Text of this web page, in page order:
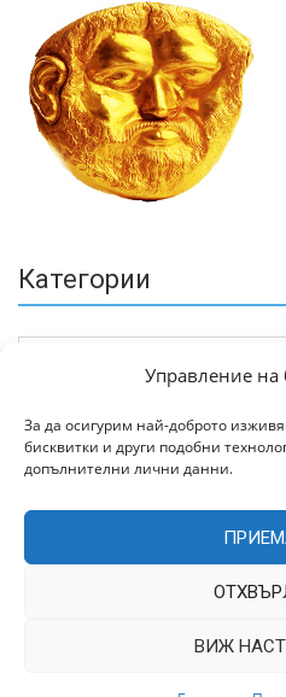
Управление на
За да осигурим най-доброто
бисквитки и други подобни
допълнителни лични данни.
ВИЖ
Категории
Архив